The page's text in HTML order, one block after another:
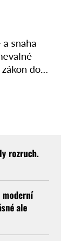
snaha
do
rozruch.
ale